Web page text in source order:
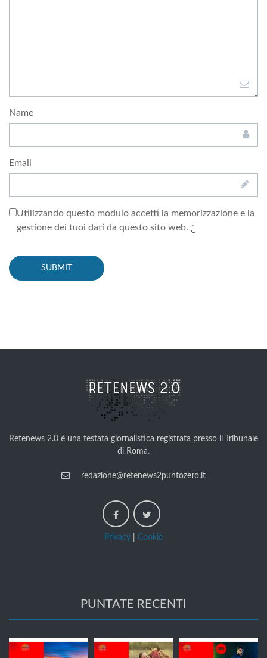
Name
Email
Utilizzando questo modulo accetti la memorizzazione e la
gestione dei tuoi dati da questo sito web. *
Retenews 2.0 è una testata giornalistica registrata presso il Tribunale
di Roma.
redazione@retenews2puntozero.it
Privacy Cookie
PUNTATE RECENTI